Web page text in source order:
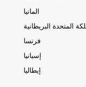
المانيا
المتحدة البريطانية
فرنسا
إسبانيا
إيطاليا